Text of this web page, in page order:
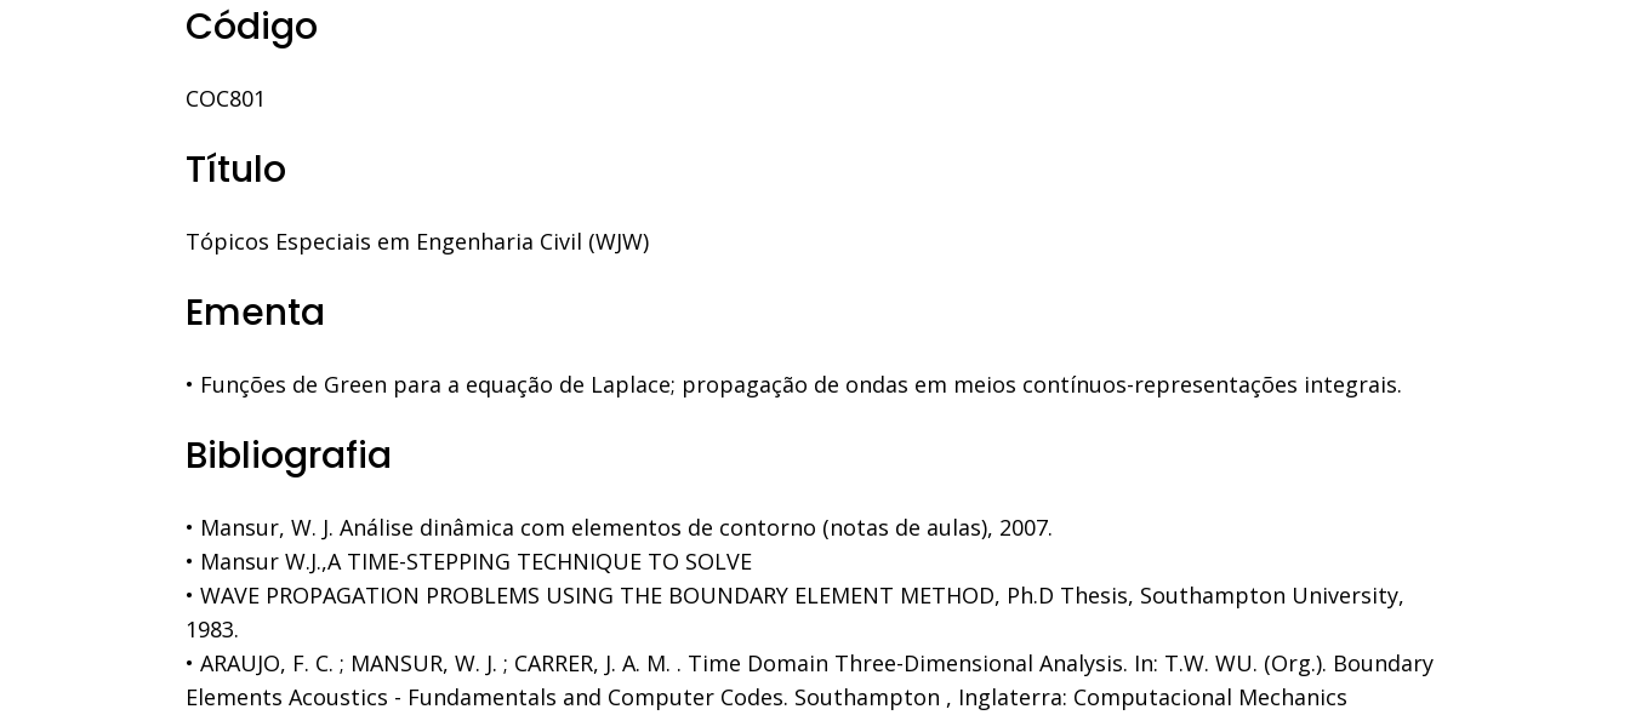
Código
COC801
Título
Tópicos Especiais em Engenharia Civil (WJW)
Ementa
• Funções de Green para a equação de Laplace; propagação de ondas em meios contínuos-representações integrais.
Bibliografia
• Mansur, W. J. Análise dinâmica com elementos de contorno (notas de aulas), 2007.
• Mansur W.J.,A TIME-STEPPING TECHNIQUE TO SOLVE
• WAVE PROPAGATION PROBLEMS USING THE BOUNDARY ELEMENT METHOD, Ph.D Thesis, Southampton University,
1983.
• ARAUJO, F. C. ; MANSUR, W. J. ; CARRER, J. A. M. . Time Domain Three-Dimensional Analysis. In: T.W. WU. (Org.). Boundary
Elements Acoustics - Fundamentals and Computer Codes. Southampton , Inglaterra: Computacional Mechanics